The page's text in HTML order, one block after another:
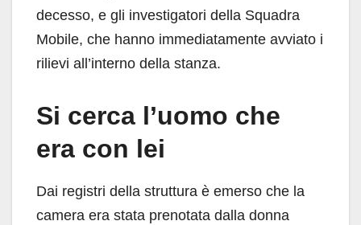
decesso, e gli investigatori della Squadra
Mobile, che hanno immediatamente avviato i
rilievi all’interno della stanza.
Si cerca l’uomo che
era con lei
Dai registri della struttura è emerso che la
camera era stata prenotata dalla donna